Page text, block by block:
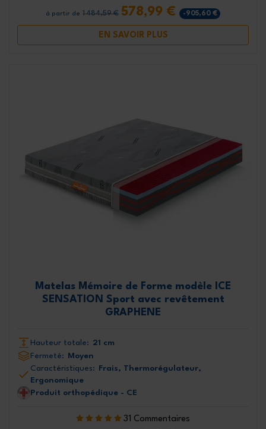
à partir de 1 484,59 € 578,99 € -905,60 €
EN SAVOIR PLUS
Matelas Mémoire de Forme modèle ICE
SENSATION Sport avec revêtement
GRAPHENE
Hauteur totale: 21 cm
Fermeté: Moyen
Caractéristiques: Frais, Thermorégulateur,
Ergonomique
Produit orthopédique - CE
31 Commentaires